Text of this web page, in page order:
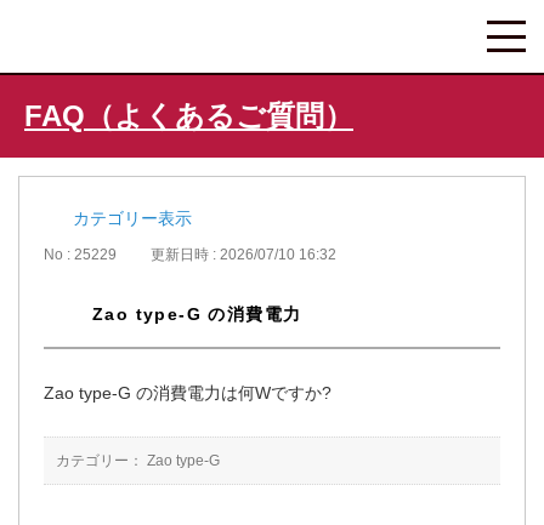
FAQ（よくあるご質問）
カテゴリー表示
No : 25229 更新日時 : 2026/07/10 16:32
Zao type-G の消費電力
Zao type-G の消費電力は何Wですか?
カテゴリー： Zao type-G